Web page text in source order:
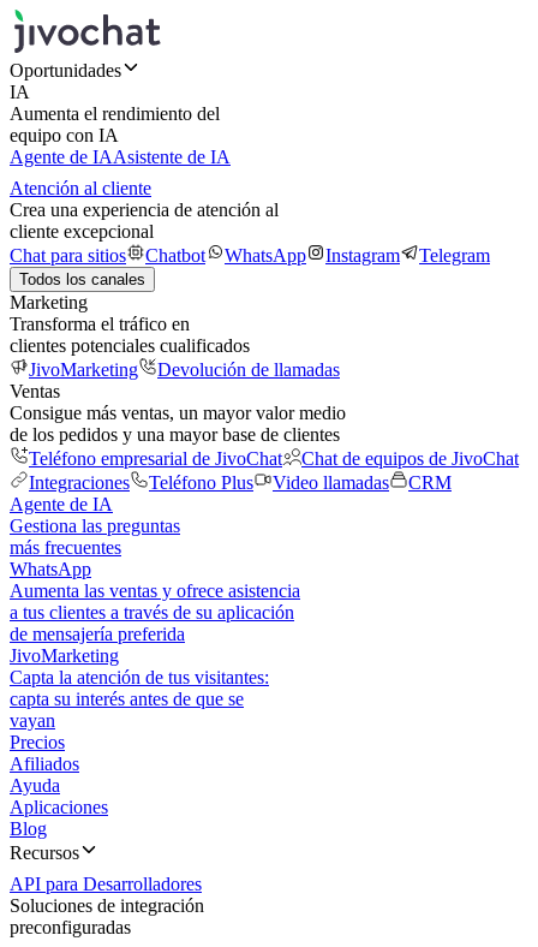
Oportunidades
IA
Aumenta el rendimiento del
equipo con IA
Agente de IAAsistente de IA
Atención al cliente
Crea una experiencia de atención al
cliente excepcional
Chat para sitios
Chatbot WhatsApp Instagram Telegram
Todos los canales
Marketing
Transforma el tráfico en
clientes potenciales cualificados
JivoMarketing
Devolución de llamadas
Ventas
Consigue más ventas, un mayor valor medio
de los pedidos y una mayor base de clientes
Teléfono empresarial de JivoChat
Chat de equipos de JivoChat
Integraciones
Teléfono Plus Video llamadas
CRM
Agente de IA
Gestiona las preguntas
más frecuentes
WhatsApp
Aumenta las ventas y ofrece asistencia
a tus clientes a través de su aplicación
de mensajería preferida
JivoMarketing
Capta la atención de tus visitantes:
capta su interés antes de que se
vayan
Precios
Afiliados
Ayuda
Aplicaciones
Blog
Recursos
API para Desarrolladores
Soluciones de integración
preconfiguradas